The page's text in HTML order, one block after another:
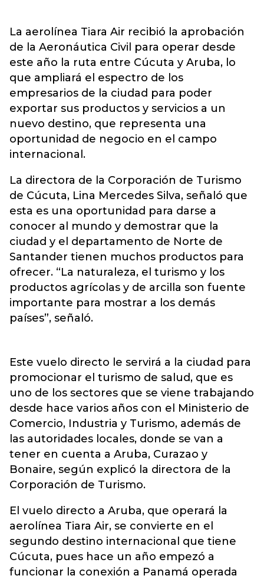
La aerolínea Tiara Air recibió la aprobación
de la Aeronáutica Civil para operar desde
este año la ruta entre Cúcuta y Aruba, lo
que ampliará el espectro de los
empresarios de la ciudad para poder
exportar sus productos y servicios a un
nuevo destino, que representa una
oportunidad de negocio en el campo
internacional.
La directora de la Corporación de Turismo
de Cúcuta, Lina Mercedes Silva, señaló que
esta es una oportunidad para darse a
conocer al mundo y demostrar que la
ciudad y el departamento de Norte de
Santander tienen muchos productos para
ofrecer. “La naturaleza, el turismo y los
productos agrícolas y de arcilla son fuente
importante para mostrar a los demás
países”, señaló.
Este vuelo directo le servirá a la ciudad para
promocionar el turismo de salud, que es
uno de los sectores que se viene trabajando
desde hace varios años con el Ministerio de
Comercio, Industria y Turismo, además de
las autoridades locales, donde se van a
tener en cuenta a Aruba, Curazao y
Bonaire, según explicó la directora de la
Corporación de Turismo.
El vuelo directo a Aruba, que operará la
aerolínea Tiara Air, se convierte en el
segundo destino internacional que tiene
Cúcuta, pues hace un año empezó a
funcionar la conexión a Panamá operada